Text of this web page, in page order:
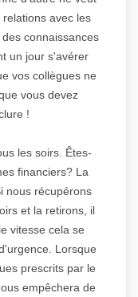
avec les
connaissances
un jour s'avérer
vos collègues ne
vous devez
!
les soirs. Êtes-
financiers? La
nous récupérons
et la retirons, il
vitesse cela se
Lorsque
prescrits par le
empêchera de